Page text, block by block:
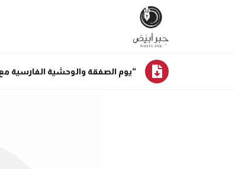
“يوم الصفقة والوحشية الفارسية